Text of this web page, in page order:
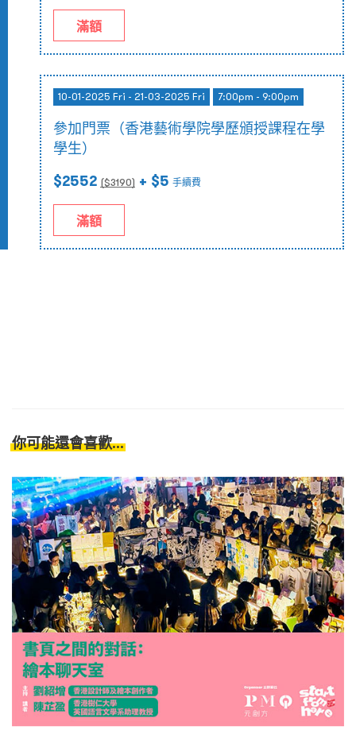
滿額
10-01-2025 Fri - 21-03-2025 Fri 7:00pm - 9:00pm
參加門票（香港藝術學院學歷頒授課程在學
學生）
$2552 ($3190) + $5 手續費
滿額
你可能還會喜歡...